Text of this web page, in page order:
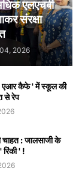
एलएचबी
संरक्षा
2026
एआर कैफे ' में स्कूल की
से रेप
चाहत : जालसाजी के
' !